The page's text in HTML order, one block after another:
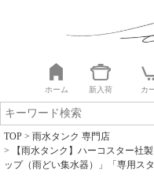
ホーム 新入荷 カ
TOP
雨水タンク 専門店
【雨水タンク】ハーコスター社
ップ（雨どい集水器）」「専用ス